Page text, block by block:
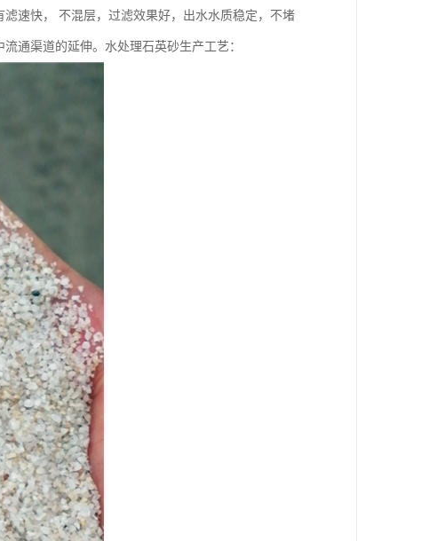
速快， 不混层，过滤效果好，出水水质稳定，不堵
通渠道的延伸。水处理石英砂生产工艺：